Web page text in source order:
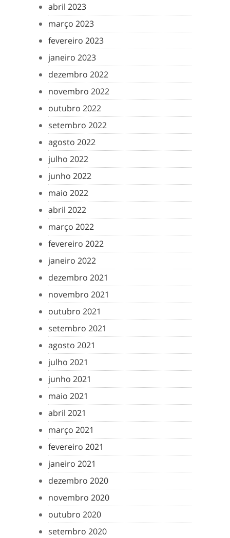
abril 2023
março 2023
fevereiro 2023
janeiro 2023
dezembro 2022
novembro 2022
outubro 2022
setembro 2022
agosto 2022
julho 2022
junho 2022
maio 2022
abril 2022
março 2022
fevereiro 2022
janeiro 2022
dezembro 2021
novembro 2021
outubro 2021
setembro 2021
agosto 2021
julho 2021
junho 2021
maio 2021
abril 2021
março 2021
fevereiro 2021
janeiro 2021
dezembro 2020
novembro 2020
outubro 2020
setembro 2020